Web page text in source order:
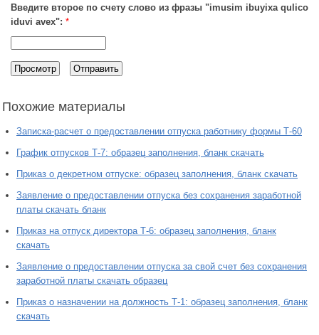
Введите второе по счету слово из фразы "imusim ibuyixa qulico
iduvi avex": *
Похожие материалы
Записка-расчет о предоставлении отпуска работнику формы Т-60
График отпусков Т-7: образец заполнения, бланк скачать
Приказ о декретном отпуске: образец заполнения, бланк скачать
Заявление о предоставлении отпуска без сохранения заработной
платы скачать бланк
Приказ на отпуск директора Т-6: образец заполнения, бланк
скачать
Заявление о предоставлении отпуска за свой счет без сохранения
заработной платы скачать образец
Приказ о назначении на должность Т-1: образец заполнения, бланк
скачать